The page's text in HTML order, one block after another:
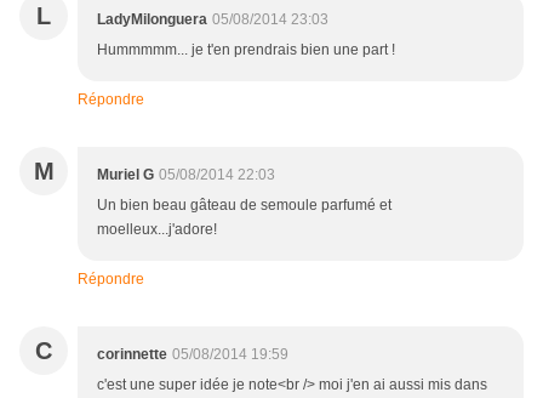
L LadyMilonguera 05/08/2014 23:03
Hummmmm... je t'en prendrais bien une part !
Répondre
M Muriel G 05/08/2014 22:03
Un bien beau gâteau de semoule parfumé et
moelleux...j'adore!
Répondre
C corinnette 05/08/2014 19:59
c'est une super idée je note<br /> moi j'en ai aussi mis dans